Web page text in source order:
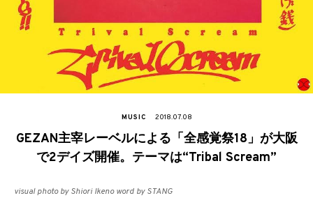
MUSIC 2018.07.08
GEZAN主宰レーベルによる「全感覚祭18」が大阪
で2デイズ開催。テーマは“Tribal Scream”
visual photo by Shiori Ikeno word by STANG